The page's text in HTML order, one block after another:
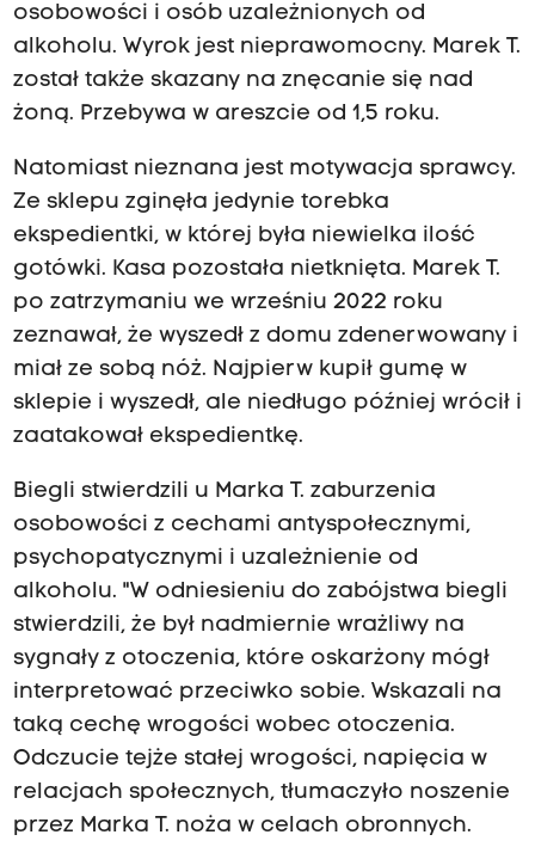
osobowości i osób uzależnionych od
alkoholu. Wyrok jest nieprawomocny. Marek T.
został także skazany na znęcanie się nad
żoną. Przebywa w areszcie od 1,5 roku.
Natomiast nieznana jest motywacja sprawcy.
Ze sklepu zginęła jedynie torebka
ekspedientki, w której była niewielka ilość
gotówki. Kasa pozostała nietknięta. Marek T.
po zatrzymaniu we wrześniu 2022 roku
zeznawał, że wyszedł z domu zdenerwowany i
miał ze sobą nóż. Najpierw kupił gumę w
sklepie i wyszedł, ale niedługo później wrócił i
zaatakował ekspedientkę.
Biegli stwierdzili u Marka T. zaburzenia
osobowości z cechami antyspołecznymi,
psychopatycznymi i uzależnienie od
alkoholu. "W odniesieniu do zabójstwa biegli
stwierdzili, że był nadmiernie wrażliwy na
sygnały z otoczenia, które oskarżony mógł
interpretować przeciwko sobie. Wskazali na
taką cechę wrogości wobec otoczenia.
Odczucie tejże stałej wrogości, napięcia w
relacjach społecznych, tłumaczyło noszenie
przez Marka T. noża w celach obronnych.